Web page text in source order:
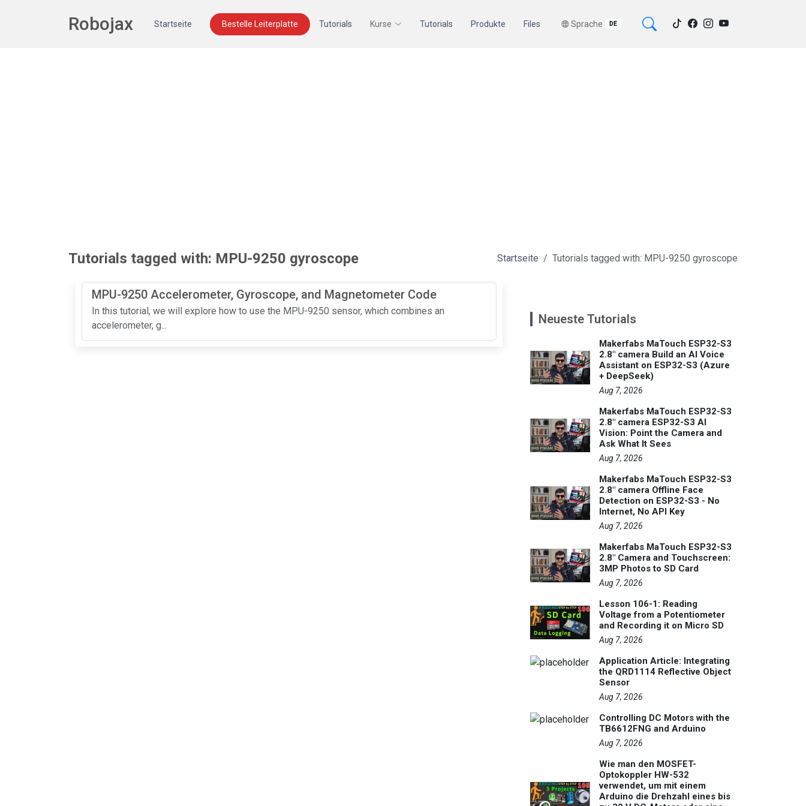
Robojax Startseite Bestelle Leiterplatte Tutorials Kurse Tutorials Produkte Files Sprache DE
Tutorials tagged with: MPU-9250 gyroscope Startseite Tutorials tagged with: MPU-9250 gyroscope
MPU-9250 Accelerometer, Gyroscope, and Magnetometer Code
In this tutorial, we will explore how to use the MPU-9250 sensor, which combines an
accelerometer, g...
Neueste Tutorials
Makerfabs MaTouch ESP32-S3
2.8" camera Build an AI Voice
Assistant on ESP32-S3 (Azure
+ DeepSeek)
Aug 7, 2026
Makerfabs MaTouch ESP32-S3
2.8" camera ESP32-S3 AI
Vision: Point the Camera and
Ask What It Sees
Aug 7, 2026
Makerfabs MaTouch ESP32-S3
2.8" camera Offline Face
Detection on ESP32-S3 - No
Internet, No API Key
Aug 7, 2026
Makerfabs MaTouch ESP32-S3
2.8" Camera and Touchscreen:
3MP Photos to SD Card
Aug 7, 2026
Lesson 106-1: Reading
Voltage from a Potentiometer
and Recording it on Micro SD
Aug 7, 2026
Application Article: Integrating
the QRD1114 Reflective Object
Sensor
Aug 7, 2026
Controlling DC Motors with the
TB6612FNG and Arduino
Aug 7, 2026
Wie man den MOSFET-
Optokoppler HW-532
verwendet, um mit einem
Arduino die Drehzahl eines bis